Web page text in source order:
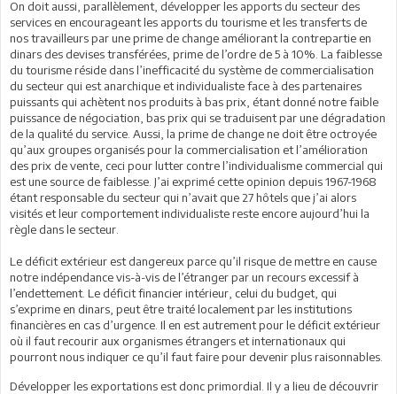
On doit aussi, parallèlement, développer les apports du secteur des
services en encourageant les apports du tourisme et les transferts de
nos travailleurs par une prime de change améliorant la contrepartie en
dinars des devises transférées, prime de l’ordre de 5 à 10%. La faiblesse
du tourisme réside dans l’inefficacité du système de commercialisation
du secteur qui est anarchique et individualiste face à des partenaires
puissants qui achètent nos produits à bas prix, étant donné notre faible
puissance de négociation, bas prix qui se traduisent par une dégradation
de la qualité du service. Aussi, la prime de change ne doit être octroyée
qu’aux groupes organisés pour la commercialisation et l’amélioration
des prix de vente, ceci pour lutter contre l’individualisme commercial qui
est une source de faiblesse. J’ai exprimé cette opinion depuis 1967-1968
étant responsable du secteur qui n’avait que 27 hôtels que j’ai alors
visités et leur comportement individualiste reste encore aujourd’hui la
règle dans le secteur.
Le déficit extérieur est dangereux parce qu’il risque de mettre en cause
notre indépendance vis-à-vis de l’étranger par un recours excessif à
l’endettement. Le déficit financier intérieur, celui du budget, qui
s’exprime en dinars, peut être traité localement par les institutions
financières en cas d’urgence. Il en est autrement pour le déficit extérieur
où il faut recourir aux organismes étrangers et internationaux qui
pourront nous indiquer ce qu’il faut faire pour devenir plus raisonnables.
Développer les exportations est donc primordial. Il y a lieu de découvrir